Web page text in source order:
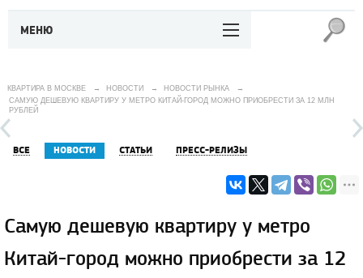
МЕНЮ
КВАРТИРА В МОСКВЕ → НОВОСТИ → НОВОСТИ РЫНКА
→
САМУЮ ДЕШЕВУЮ КВАРТИРУ У МЕТРО КИТАЙ-ГОРОД МОЖНО ПРИОБРЕСТИ ЗА 12 МЛН
РУБЛЕЙ
ВСЕ НОВОСТИ СТАТЬИ ПРЕСС-РЕЛИЗЫ
Самую дешевую квартиру у метро
Китай-город можно приобрести за 12